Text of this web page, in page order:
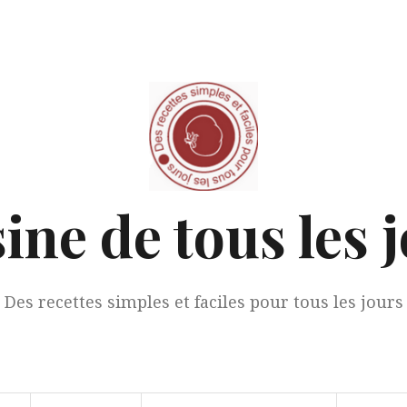
de tous les
Des recettes simples et faciles pour tous les jours